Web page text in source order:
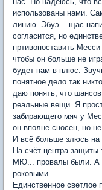
использованы нами.
линию. Эбуэ... щас
согласится, но
пртивопоставить
чтобы он больше не
будет нам в плюс.
понятное дело так
даю понять, что
реальные вещи. Я
забирающего мяч у
он вполне сносен, но
И всё больше злюсь на
На счёт центра защиты
МЮ... провалы были. А
роковыми.
Единственное светлое